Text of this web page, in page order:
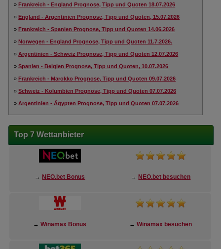
»Frankreich - England Prognose, Tipp und Quoten 18.07.2026
»England - Argentinien Prognose, Tipp und Quoten, 15.07.2026
»Frankreich - Spanien Prognose, Tipp und Quoten 14.06.2026
»Norwegen - England Prognose, Tipp und Quoten 11.7.2026.
»Argentinien - Schweiz Prognose, Tipp und Quoten 12.07.2026
»Spanien - Belgien Prognose, Tipp und Quoten, 10.07.2026
»Frankreich - Marokko Prognose, Tipp und Quoten 09.07.2026
»Schweiz - Kolumbien Prognose, Tipp und Quoten 07.07.2026
»Argentinien - Ägypten Prognose, Tipp und Quoten 07.07.2026
Top 7 Wettanbieter
→ NEO.bet Bonus → NEO.bet besuchen
→Winamax Bonus →Winamax besuchen